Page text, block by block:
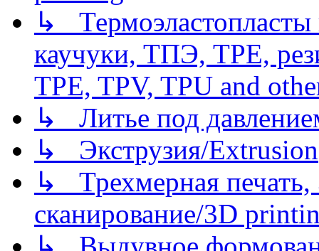
↳
каучуки, ТПЭ, TPE,
TPE, TPV, TPU and
↳ Литье под
↳ Экструзия/Extrusion
↳ Трехмерная
сканирование/3D